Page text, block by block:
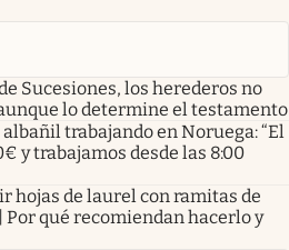
Sucesiones, los herederos no
lo determine el testamento
albañil trabajando en Noruega: “El
y trabajamos desde las 8:00
hojas de laurel con ramitas de
Por qué recomiendan hacerlo y